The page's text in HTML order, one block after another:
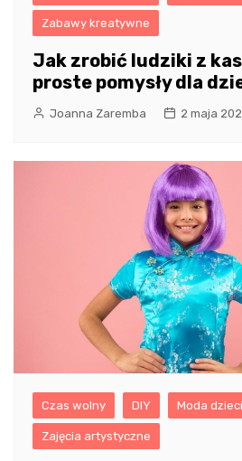
Zabawy kreatywne
Jak zrobić ludziki z
proste pomysły dla
Joanna Zaremba 2 maja
Czas wolny DIY Moda
Zajęcia artystyczne